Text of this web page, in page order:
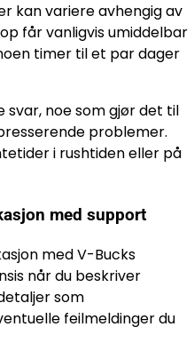
kan variere avhengig av
får vanligvis umiddelbar
timer til et par dager
svar, noe som gjør det til
problemer.
i rushtiden eller på
med support
med V-Bucks
når du beskriver
som
feilmeldinger du